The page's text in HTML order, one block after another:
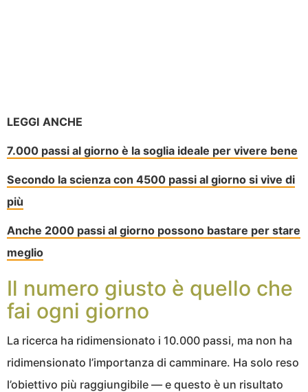
LEGGI ANCHE
7.000 passi al giorno è la soglia ideale per vivere bene
Secondo la scienza con 4500 passi al giorno si vive di
più
Anche 2000 passi al giorno possono bastare per stare
meglio
Il numero giusto è quello che
fai ogni giorno
La ricerca ha ridimensionato i 10.000 passi, ma non ha
ridimensionato l’importanza di camminare. Ha solo reso
l’obiettivo più raggiungibile — e questo è un risultato